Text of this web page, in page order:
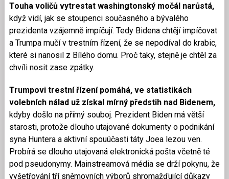
Touha voličů vytrestat washingtonský močál narůstá,
když vidí, jak se stoupenci současného a bývalého
prezidenta vzájemně impíčují. Tedy Bidena chtějí impíčovat
a Trumpa mučí v trestním řízení, že se nepodíval do krabic,
které si nanosil z Bílého domu. Proč taky, stejně je chtěl za
chvíli nosit zase zpátky.
Trumpovi trestní řízení pomáhá, ve statistikách
volebních nálad už získal mírný předstih nad Bidenem,
kdyby došlo na přímý souboj. Prezident Biden má větší
starosti, protože dlouho utajované dokumenty o podnikání
syna Huntera a aktivní spouúčasti táty Joea lezou ven.
Probírá se dlouho utajovaná elektronická pošta včetně té
pod pseudonymy. Mainstreamová média se drží pokynu, že
vyšetřování tří sněmovních výborů shromažďující důkazy